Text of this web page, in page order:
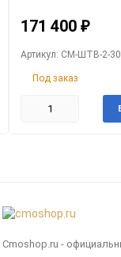
171 400 ₽
Артикул: CM-ШТВ-2-
Под заказ
Cmoshop.ru -